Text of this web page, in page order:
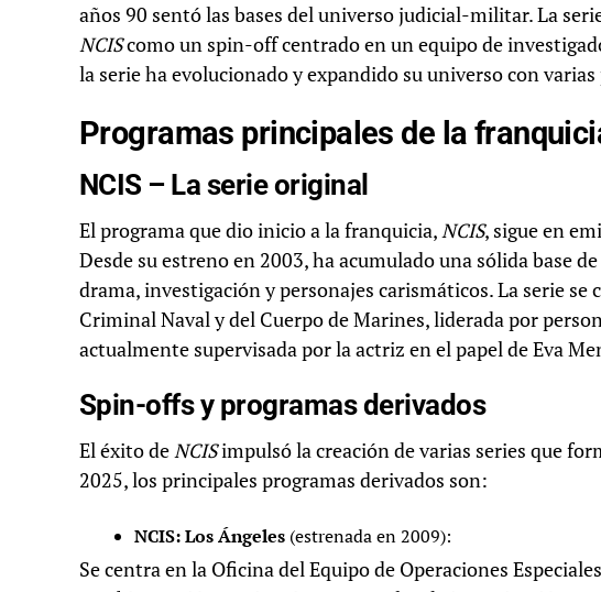
años 90 sentó las bases del universo judicial-militar. La
NCIScomo un spin-off centrado en un equipo de
la serie ha evolucionado y expandido su universo con
Programas principales de la
NCIS – La serie original
El programa que dio inicio a la franquicia,NCIS, sigue en
Desde su estreno en 2003, ha acumulado una sólida base
drama, investigación y personajes carismáticos. La serie
Criminal Naval y del Cuerpo de Marines, liderada por
actualmente supervisada por la actriz en el papel de Eva
Spin-offs y programas derivados
El éxito deNCISimpulsó la creación de varias series que
2025, los principales programas derivados son:
NCIS: Los Ángeles (estrenada en 2009):
Se centra en la Oficina del Equipo de Operaciones